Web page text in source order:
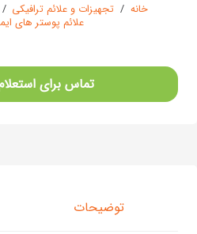
خانه / تجهیزات و علائم ترافیکی /
علائم پوستر های
تماس برای
توضیحات